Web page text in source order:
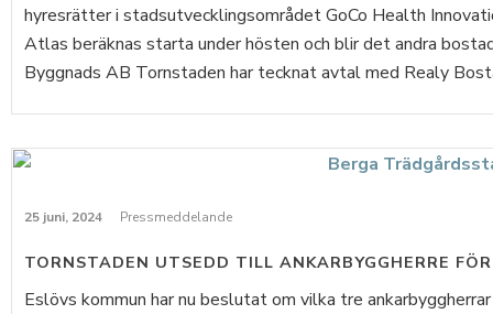
hyresrätter i stadsutvecklingsområdet GoCo Health
Atlas beräknas starta under hösten och blir det andra
Byggnads AB Tornstaden har tecknat avtal med Realy
25 juni, 2024 Pressmeddelande
TORNSTADEN UTSEDD TILL ANKARBYGGHERRE
Eslövs kommun har nu beslutat om vilka tre